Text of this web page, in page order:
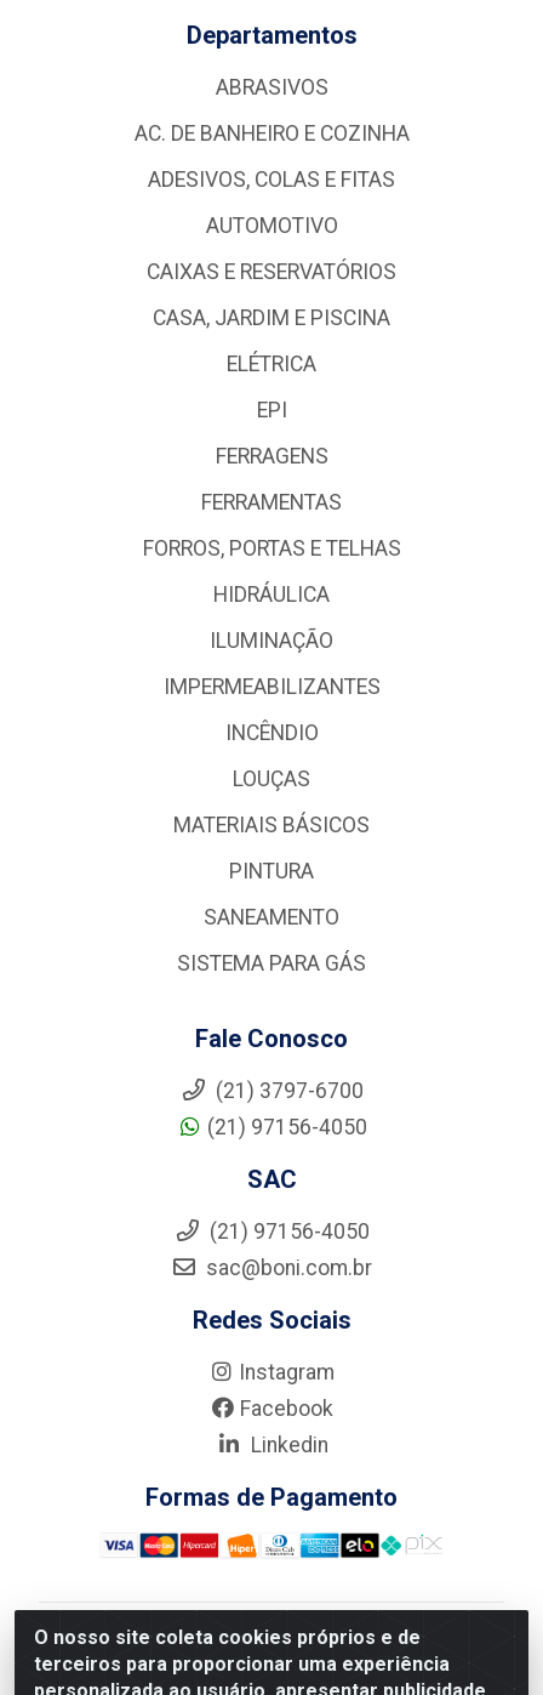
O nosso site coleta cookies próprios e de
terceiros para proporcionar uma experiência
Departamentos
ABRASIVOS
AC. DE BANHEIRO E COZINHA
ADESIVOS, COLAS E FITAS
AUTOMOTIVO
CAIXAS E RESERVATÓRIOS
CASA, JARDIM E PISCINA
ELÉTRICA
EPI
FERRAGENS
FERRAMENTAS
FORROS, PORTAS E TELHAS
HIDRÁULICA
ILUMINAÇÃO
IMPERMEABILIZANTES
INCÊNDIO
LOUÇAS
MATERIAIS BÁSICOS
PINTURA
SANEAMENTO
SISTEMA PARA GÁS
Fale Conosco
(21) 3797-6700
(21) 97156-4050
SAC
(21) 97156-4050
sac@boni.com.br
Redes Sociais
Instagram
Facebook
Linkedin
Formas de Pagamento
Nova Boni Distribuidora de Material de Construção LTDA
- Rua Alice Tibiriçá, 330 - Vila Da Penha, Rio de
Janeiro/RJ - CEP: 21.210-110 - CNPJ: 11.003.135/0001-